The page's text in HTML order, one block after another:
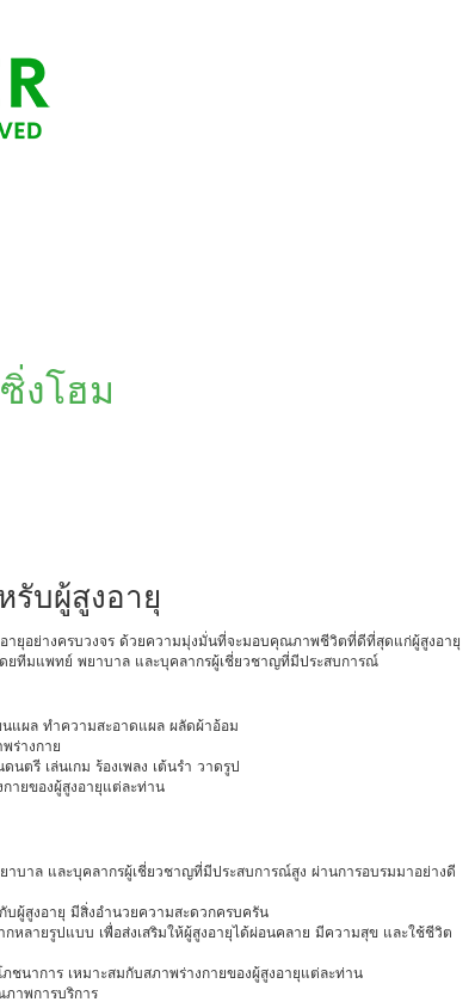
งโฮม
บผู้สูงอายุ
ายุอย่างครบวงจร ด้วยความมุ่งมั่นที่จะมอบคุณภาพชีวิตที่ดีที่สุดแก่ผู้สูงอายุ
ดยทีมแพทย์ พยาบาล และบุคลากรผู้เชี่ยวชาญที่มีประสบการณ์
แผล ทำความสะอาดแผล ผลัดผ้าอ้อม
ร่างกาย
ตรี เล่นเกม ร้องเพลง เต้นรำ วาดรูป
ายของผู้สูงอายุแต่ละท่าน
บาล และบุคลากรผู้เชี่ยวชาญที่มีประสบการณ์สูง ผ่านการอบรมมาอย่างดี
ผู้สูงอายุ มีสิ่งอำนวยความสะดวกครบครัน
หลายรูปแบบ เพื่อส่งเสริมให้ผู้สูงอายุได้ผ่อนคลาย มีความสุข และใช้ชีวิต
นาการ เหมาะสมกับสภาพร่างกายของผู้สูงอายุแต่ละท่าน
าพการบริการ